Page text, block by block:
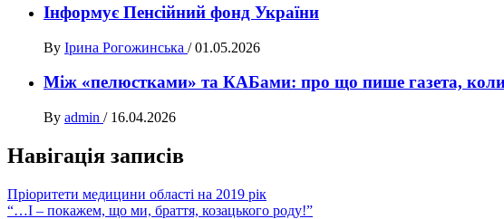
Інформує Пенсійний фонд України
By Ірина Рогожинська / 01.05.2026
Між «пелюстками» та КАБами: про що пише газета, коли
By admin / 16.04.2026
Навігація записів
Пріоритети медицини області на 2019 рік
“…І – покажем, що ми, браття, козацького роду!”